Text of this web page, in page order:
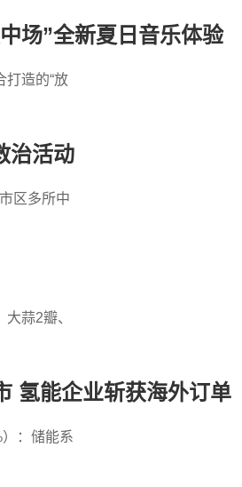
场”全新夏日音乐体验
打造的“放
治活动
区多所中
蒜2瓣、
氢能企业斩获海外订单
：储能系